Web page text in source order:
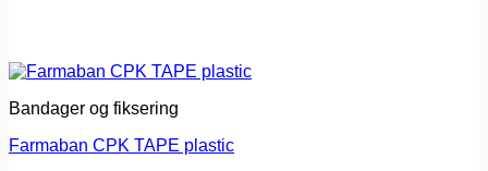
Bandager og fiksering
Farmaban CPK TAPE plastic